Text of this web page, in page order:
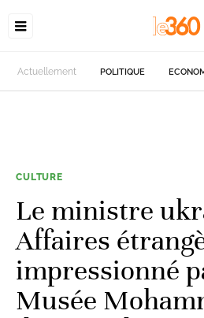
Actuellement POLITIQUE
CULTURE
Le ministre
Affaires
impressionné
Musée